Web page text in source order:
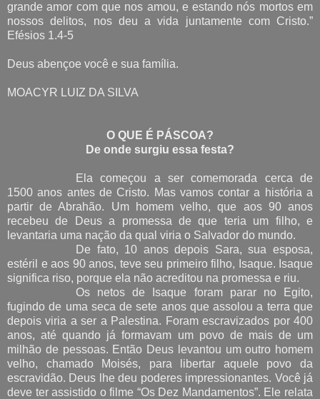
grande amor com que nos amou, e estando nós mortos em
nossos delitos, nos deu a vida juntamente com Cristo.”
Efésios 1.4-5
Deus abençoe você e sua família.
MOACYR LUIZ DA SILVA
O QUE É PÁSCOA?
De onde surgiu essa festa?
Ela começou a ser comemorada cerca de
1500 anos antes de Cristo. Mas vamos contar a história a
partir de Abrahão. Um homem velho, que aos 90 anos
recebeu de Deus a promessa de que teria um filho, e
levantaria uma nação da qual viria o Salvador do mundo.
De fato, 10 anos depois Sara, sua esposa,
estéril e aos 90 anos, teve seu primeiro filho, Isaque. Isaque
significa riso, porque ela não acreditou na promessa e riu.
Os netos de Isaque foram parar no Egito,
fugindo de uma seca de sete anos que assolou a terra que
depois viria a ser a Palestina. Foram escravizados por 400
anos, até quando já formavam um povo de mais de um
milhão de pessoas. Então Deus levantou um outro homem
velho, chamado Moisés, para libertar aquele povo da
escravidão. Deus lhe deu poderes impressionantes. Você já
deve ter assistido o filme “Os Dez Mandamentos”. Ele relata